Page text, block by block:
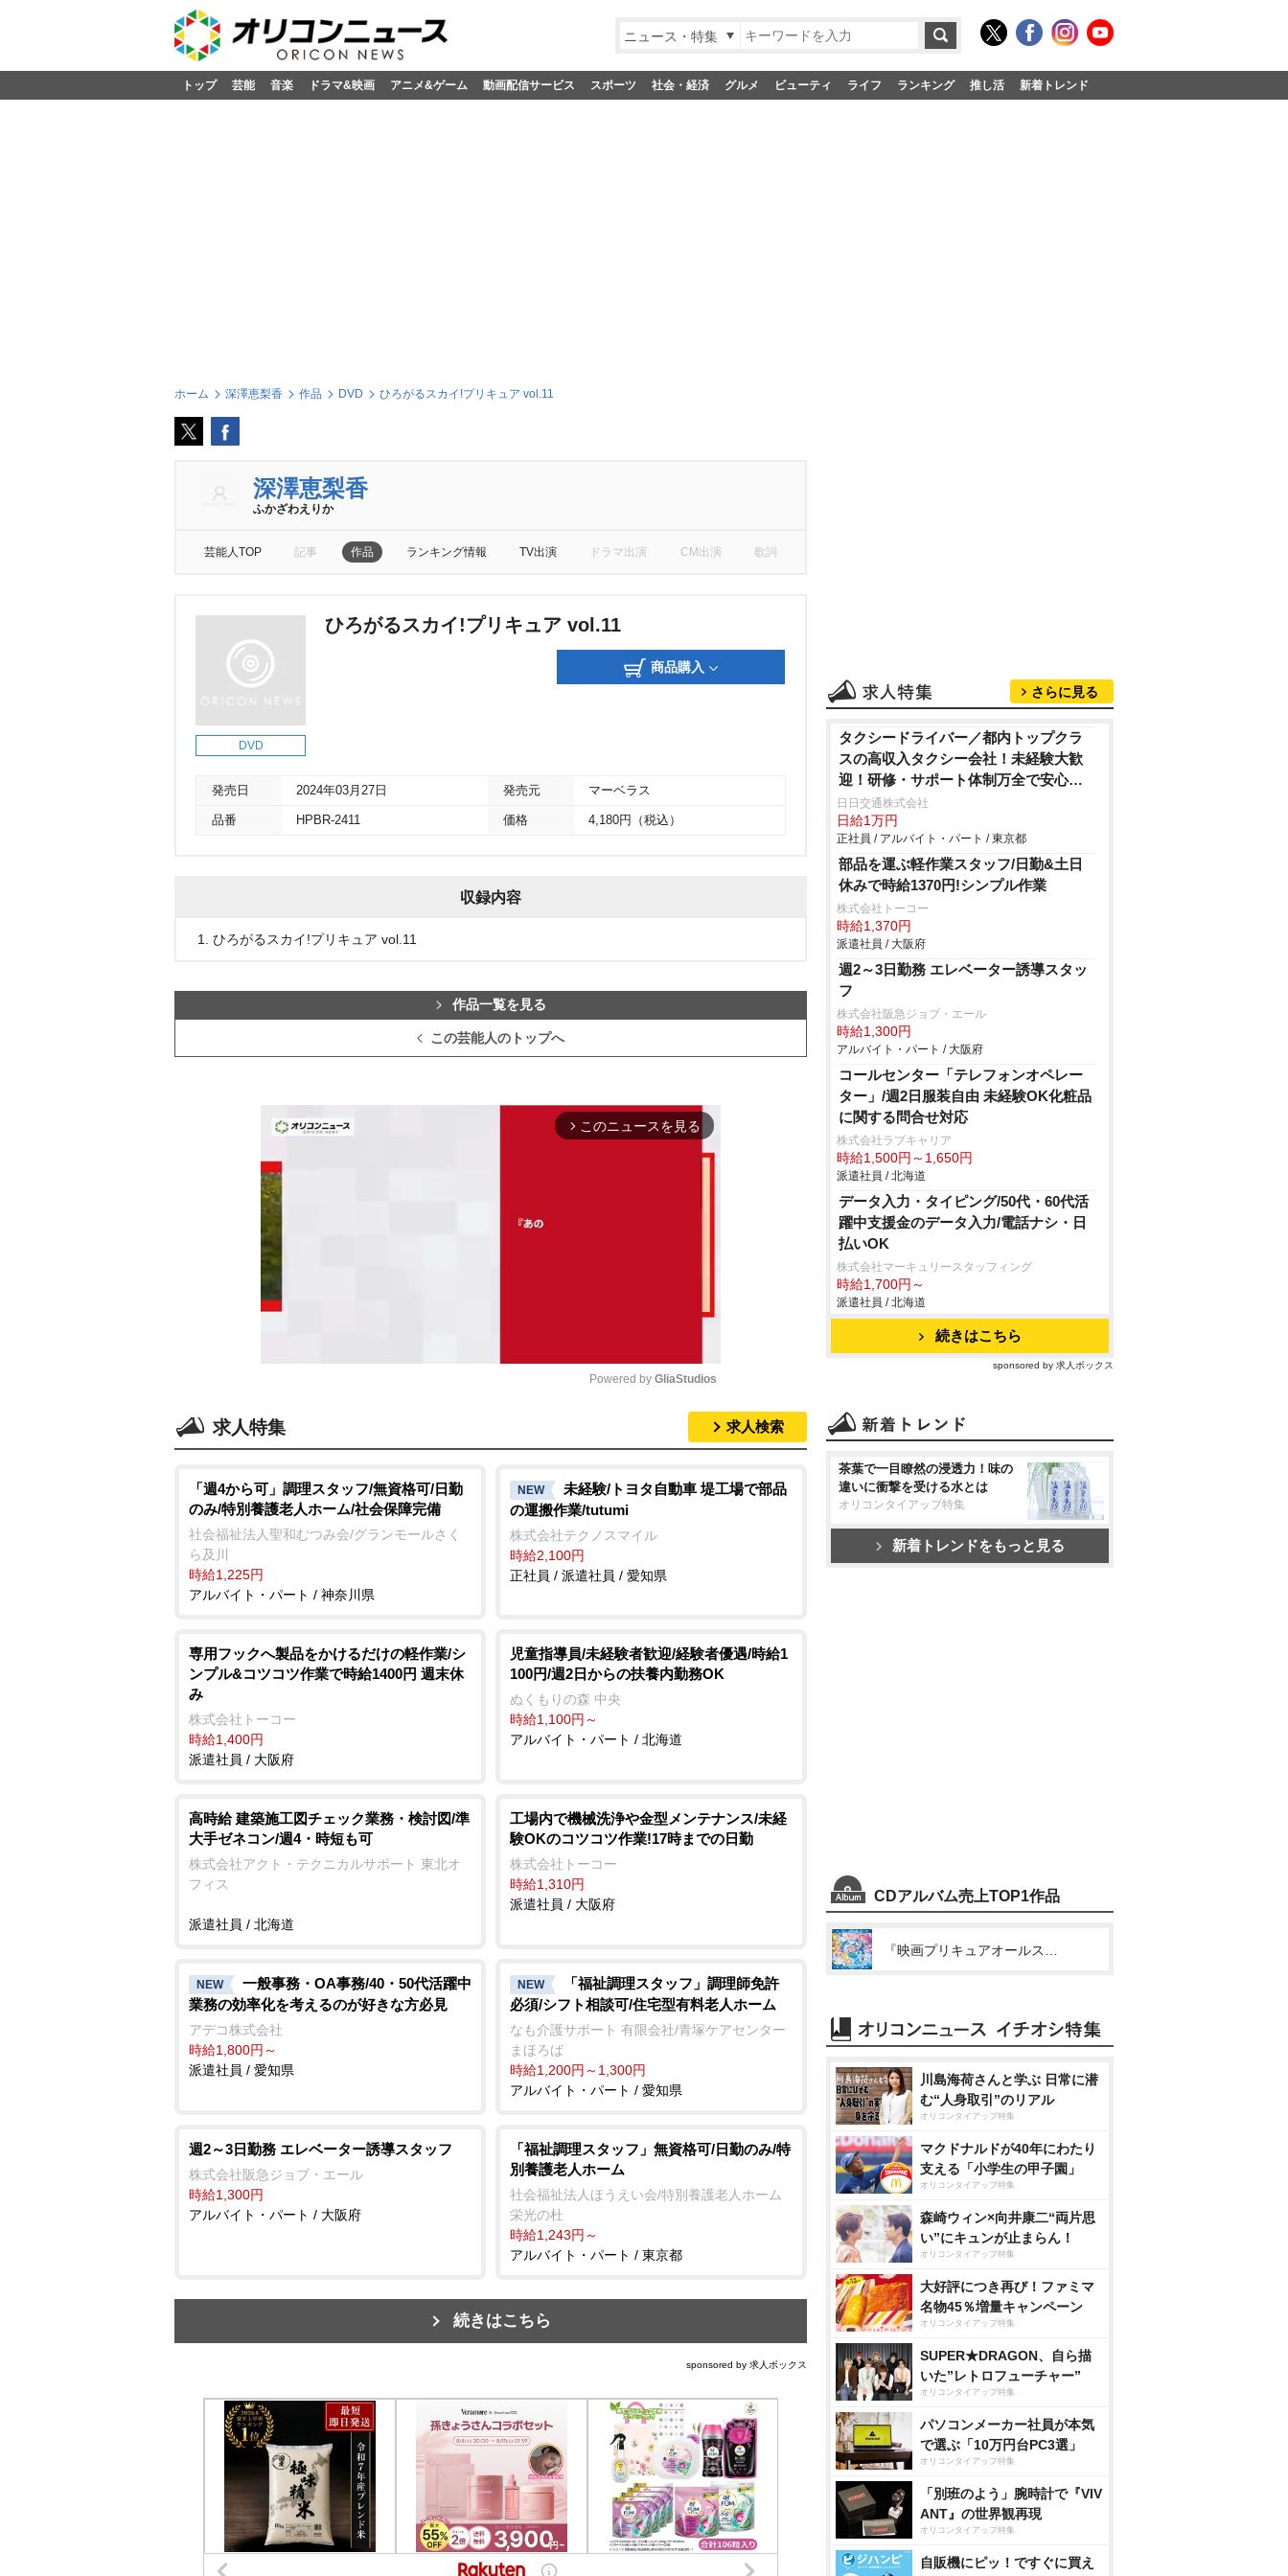
ニュース・特集
トップ 芸能 音楽 ドラマ&映画 アニメ&ゲーム 動画配信サービス スポーツ 社会・経済 グルメ ビューティ ライフ ランキング 推し活 新着トレンド
ホーム 深澤恵梨香 作品 DVD ひろがるスカイ!プリキュア vol.11
深澤恵梨香
ふかざわえりか
芸能人TOP 記事 作品 ランキング情報 TV出演 ドラマ出演 CM出演 歌詞
DVD
ひろがるスカイ!プリキュア vol.11
商品購入
発売日 2024年03月27日 発売元 マーベラス
品番 HPBR-2411 価格 4,180円（税込）
収録内容
1. ひろがるスカイ!プリキュア vol.11
作品一覧を見る
この芸能人のトップへ
arrow_forward_ios このニュースを見る
t
Powered by GliaStudios
求人特集 求人検索
「週4から可」調理スタッフ/無資格可/日勤
のみ/特別養護老人ホーム/社会保障完備
社会福祉法人聖和むつみ会/グランモールさく
ら及川
時給1,225円
アルバイト・パート / 神奈川県
NEW
未経験/トヨタ自動車 堤工場で部品
の運搬作業/tutumi
株式会社テクノスマイル
時給2,100円
正社員 / 派遣社員 / 愛知県
専用フックへ製品をかけるだけの軽作業/シ
ンプル&コツコツ作業で時給1400円 週末休
み
株式会社トーコー
時給1,400円
派遣社員 / 大阪府
児童指導員/未経験者歓迎/経験者優遇/時給1
100円/週2日からの扶養内勤務OK
ぬくもりの森 中央
時給1,100円～
アルバイト・パート / 北海道
高時給 建築施工図チェック業務・検討図/準
大手ゼネコン/週4・時短も可
株式会社アクト・テクニカルサポート 東北オ
フィス
派遣社員 / 北海道
工場内で機械洗浄や金型メンテナンス/未経
験OKのコツコツ作業!17時までの日勤
株式会社トーコー
時給1,310円
派遣社員 / 大阪府
NEW
一般事務・OA事務/40・50代活躍中
業務の効率化を考えるのが好きな方必見
アデコ株式会社
時給1,800円～
派遣社員 / 愛知県
NEW
「福祉調理スタッフ」調理師免許
必須/シフト相談可/住宅型有料老人ホーム
なも介護サポート 有限会社/青塚ケアセンター
まほろば
時給1,200円～1,300円
アルバイト・パート / 愛知県
週2～3日勤務 エレベーター誘導スタッフ
株式会社阪急ジョブ・エール
時給1,300円
アルバイト・パート / 大阪府
「福祉調理スタッフ」無資格可/日勤のみ/特
別養護老人ホーム
社会福祉法人ほうえい会/特別養護老人ホーム
栄光の杜
時給1,243円～
アルバイト・パート / 東京都
続きはこちら
sponsored by 求人ボックス
さらに見る
タクシードライバー／都内トップクラ
スの高収入タクシー会社！未経験大歓
迎！研修・サポート体制万全で安心デ
ビュー！月収100万円超も可能！
日日交通株式会社
日給1万円
正社員 / アルバイト・パート / 東京都
部品を運ぶ軽作業スタッフ/日勤&土日
休みで時給1370円!シンプル作業
株式会社トーコー
時給1,370円
派遣社員 / 大阪府
週2～3日勤務 エレベーター誘導スタッ
フ
株式会社阪急ジョブ・エール
時給1,300円
アルバイト・パート / 大阪府
コールセンター「テレフォンオペレー
ター」/週2日服装自由 未経験OK化粧品
に関する問合せ対応
株式会社ラブキャリア
時給1,500円～1,650円
派遣社員 / 北海道
データ入力・タイピング/50代・60代活
躍中支援金のデータ入力/電話ナシ・日
払いOK
株式会社マーキュリースタッフィング
時給1,700円～
派遣社員 / 北海道
続きはこちら
sponsored by 求人ボックス
茶葉で一目瞭然の浸透力！味の
違いに衝撃を受ける水とは
オリコンタイアップ特集
新着トレンドをもっと見る
CDアルバム売上TOP1作品
川島海荷さんと学ぶ 日常に潜
む“人身取引”のリアル
オリコンタイアップ特集
マクドナルドが40年にわたり
支える「小学生の甲子園」
オリコンタイアップ特集
森崎ウィン×向井康二“両片思
い”にキュンが止まらん！
オリコンタイアップ特集
大好評につき再び！ファミマ
名物45％増量キャンペーン
オリコンタイアップ特集
SUPER★DRAGON、自ら描
いた”レトロフューチャー”
オリコンタイアップ特集
パソコンメーカー社員が本気
で選ぶ「10万円台PC3選」
オリコンタイアップ特集
「別班のよう」腕時計で『VIV
ANT』の世界観再現
オリコンタイアップ特集
自販機にピッ！ですぐに買え